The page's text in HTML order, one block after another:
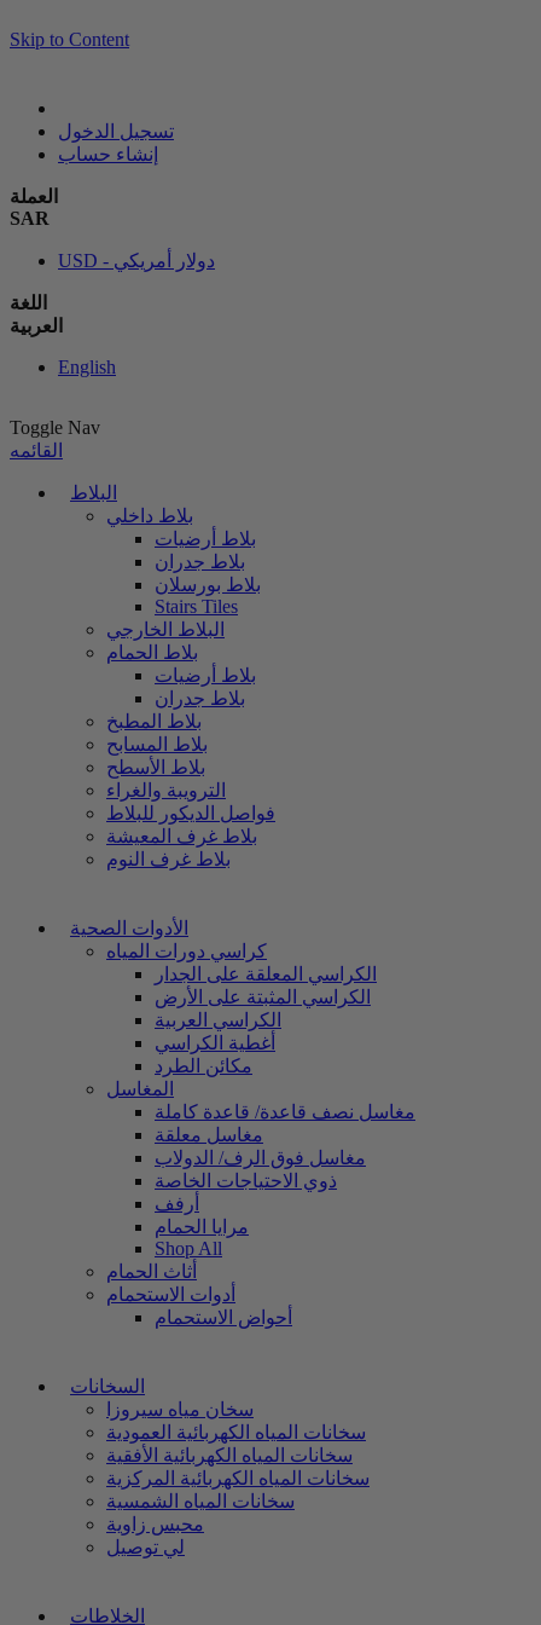
Skip to Content
تسجيل الدخول
إنشاء حساب
العملة
SAR
USD - دولار أمريكي
اللغة
العربية
English
Toggle Nav
القائمه
البلاط
بلاط داخلي
بلاط أرضيات
بلاط جدران
بلاط بورسلان
Stairs Tiles
البلاط الخارجي
بلاط الحمام
بلاط أرضيات
بلاط جدران
بلاط المطبخ
بلاط المسابح
بلاط الأسطح
الترويبة والغراء
فواصل الديكور للبلاط
بلاط غرف المعيشة
بلاط غرف النوم
الأدوات الصحية
كراسي دورات المياه
الكراسي المعلقة على الجدار
الكراسي المثبتة على الأرض
الكراسي العربية
أغطية الكراسي
مكائن الطرد
المغاسل
مغاسل نصف قاعدة/ قاعدة كاملة
مغاسل معلقة
مغاسل فوق الرف/ الدولاب
ذوي الاحتياجات الخاصة
أرفف
مرايا الحمام
Shop All
أثاث الحمام
أدوات الاستحمام
أحواض الاستحمام
السخانات
سخان مياه سيروزا
سخانات المياه الكهربائية العمودية
سخانات المياه الكهربائية الأفقية
سخانات المياه الكهربائية المركزية
سخانات المياه الشمسية
محبس زاوية
لي توصيل
الخلاطات